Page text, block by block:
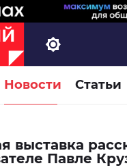
Новости Статьи
выставка
Павле